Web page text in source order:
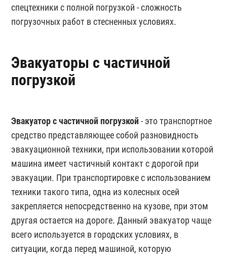
спецтехники с полной погрузкой - сложность
погрузочных работ в стесненных условиях.
Эвакуаторы с частичной
погрузкой
Эвакуатор с частичной погрузкой - это транспортное
средство представляющее собой разновидность
эвакуационной техники, при использовании которой
машина имеет частичный контакт с дорогой при
эвакуации. При транспортировке с использованием
техники такого типа, одна из колесных осей
закрепляется непосредственно на кузове, при этом
другая остается на дороге. Данный эвакуатор чаще
всего используется в городских условиях, в
ситуации, когда перед машиной, которую